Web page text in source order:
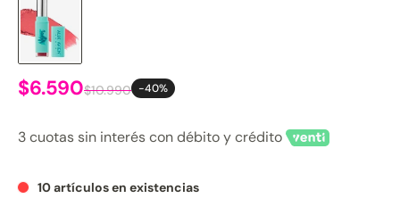
$6.590$10.990 -40%
3 cuotas sin interés con débito y crédito
10 artículos en existencias